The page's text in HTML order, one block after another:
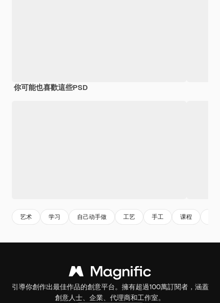
你可能也喜歡這些PSD
艺术 学习 自己动手做 工艺 手工 课程
引導你創作出最佳作品的創意平台。擁有超過100萬訂閱者，涵蓋
創意人士、企業、代理商和工作室。